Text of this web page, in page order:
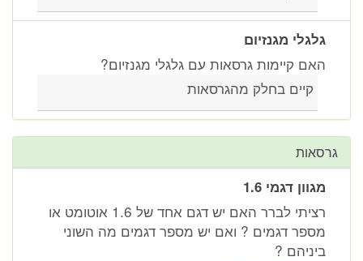
גלגלי מגנזיום
האם קיימות גרסאות עם גלגלי מגנזיום?
קיים בחלק מהגרסאות
גרסאות
מגוון דגמי 1.6
רציתי לברר האם יש דגם אחד של 1.6 אוטומט או
מספר דגמים ? ואם יש מספר דגמים מה השוני
ביניהם ?